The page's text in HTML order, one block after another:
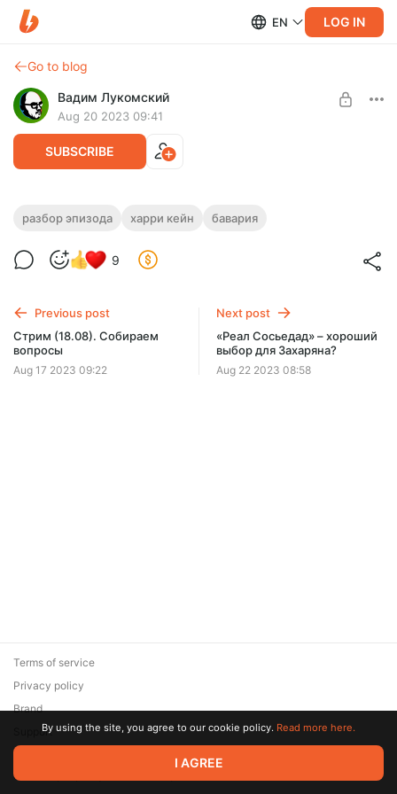
EN LOG IN
Go to blog
Вадим Лукомский
Aug 20 2023 09:41
SUBSCRIBE
РАЗБОР ЭПИЗОДА. Кейн хочет
Роберто Де Дзерби
разбор эпизода харри кейн бавария
9
Previous post
Стрим (18.08). Собираем
вопросы
Aug 17 2023 09:22
Next post
«Реал Сосьедад» – хороший
выбор для Захаряна?
Aug 22 2023 08:58
© 2026 Zaya Solutions Limited. All rights reserved. All trademarks
are the property of their respective owners.
Terms of service
Privacy policy
Brand
SupportBy using the site, you agree to our cookie policy. Read more here.
I AGREE